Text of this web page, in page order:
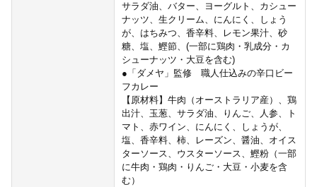
サラダ油、バター、ヨーグルト、カシュー
ナッツ、生クリーム、にんにく、しょう
が、はちみつ、香辛料、レモン果汁、砂
糖、塩、鰹節、(一部に鶏肉・乳成分・カ
シューナッツ・大豆を含む)
●「ダメヤ」監修 職人仕込みの辛口ビー
フカレー
【原材料】牛肉（オーストラリア産）、鶏
出汁、玉葱、サラダ油、りんご、人参、ト
マト、赤ワイン、にんにく、しょうが、
塩、香辛料、柿、レーズン、醤油、オイス
ターソース、ウスターソース、鰹粉（一部
に牛肉・鶏肉・りんご・大豆・小麦を含
む）